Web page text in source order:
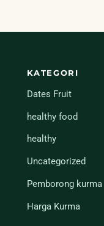
KATEGORI
Dates Fruit
healthy food
healthy
Uncategorized
Pemborong kurma
Harga Kurma